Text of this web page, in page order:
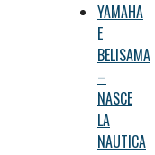
YAMAHA
E
BELISAMA
–
NASCE
LA
NAUTICA